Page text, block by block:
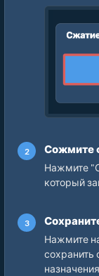
Сожмите
Нажмите
который
Нажмите
сохранить